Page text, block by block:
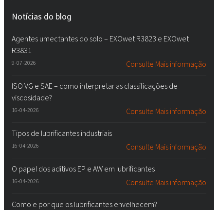
Notícias do blog
Agentes umectantes do solo – EXOwet R3823 e EXOwet
R3831
9-07-2026 Consulte Mais informação
ISO VG e SAE – como interpretar as classificações de
viscosidade?
16-04-2026 Consulte Mais informação
Tipos de lubrificantes industriais
16-04-2026 Consulte Mais informação
O papel dos aditivos EP e AW em lubrificantes
16-04-2026 Consulte Mais informação
Como e por que os lubrificantes envelhecem?